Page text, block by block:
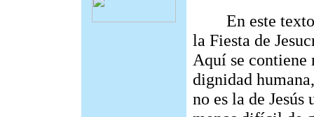
En este texto
la Fiesta de
Aquí se contiene
dignidad
no es la de